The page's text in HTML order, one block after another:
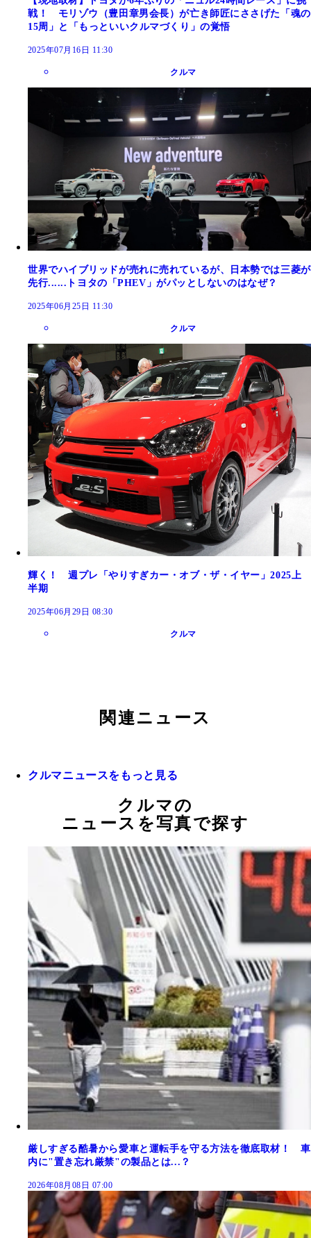
戦！ モリゾウ（豊田章男会長）が亡き師匠にささげた「魂の
15周」と「もっといいクルマづくり」の覚悟
2025年07月16日 11:30
クルマ
世界でハイブリッドが売れに売れているが、日本勢では三菱が
先行......トヨタの「PHEV」がパッとしないのはなぜ？
2025年06月25日 11:30
クルマ
輝く！ 週プレ「やりすぎカー・オブ・ザ・イヤー」2025上
半期
2025年06月29日 08:30
クルマ
関連ニュース
クルマニュースをもっと見る
クルマの
ニュースを写真で探す
厳しすぎる酷暑から愛車と運転手を守る方法を徹底取材！ 車
内に"置き忘れ厳禁"の製品とは...？
2026年08月08日 07:00